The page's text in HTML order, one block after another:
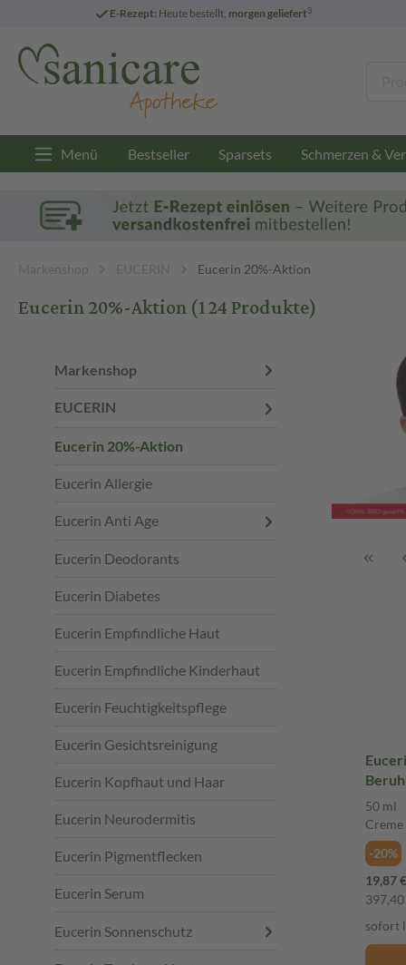
E-Rezept: Heute bestellt, morgen geliefert3
Menü Bestseller Sparsets Schmerzen &
Markenshop EUCERIN Eucerin 20%-Aktion
Eucerin 20%-Aktion(124 Produkte)
Markenshop
EUCERIN
Eucerin 20%-Aktion
Eucerin Allergie
Eucerin Anti Age
Eucerin Deodorants
Eucerin Diabetes
Eucerin Empfindliche Haut
Eucerin Empfindliche Kinderhaut
Eucerin Feuchtigkeitspflege
Eucerin Gesichtsreinigung
Eucerin Kopfhaut und Haar
Eucerin Neurodermitis
Eucerin Pigmentflecken
Eucerin Serum
Eucerin Sonnenschutz
Haut
Creme
50 ml
Creme
-20%
19,87 €
sofort